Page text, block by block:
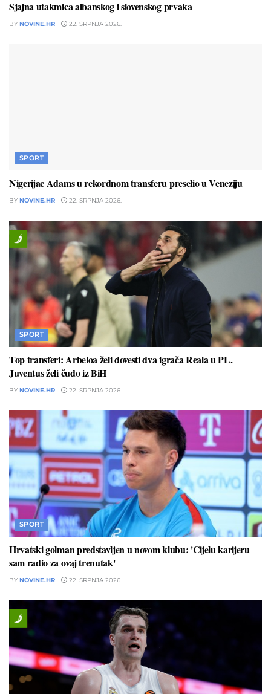
Sjajna utakmica albanskog i slovenskog prvaka
BY NOVINE.HR 22. SRPNJA 2026.
SPORT
Nigerijac Adams u rekordnom transferu preselio u Veneziju
BY NOVINE.HR 22. SRPNJA 2026.
SPORT
Top transferi: Arbeloa želi dovesti dva igrača Reala u PL.
Juventus želi čudo iz BiH
BY NOVINE.HR 22. SRPNJA 2026.
SPORT
Hrvatski golman predstavljen u novom klubu: 'Cijelu karijeru
sam radio za ovaj trenutak'
BY NOVINE.HR 22. SRPNJA 2026.